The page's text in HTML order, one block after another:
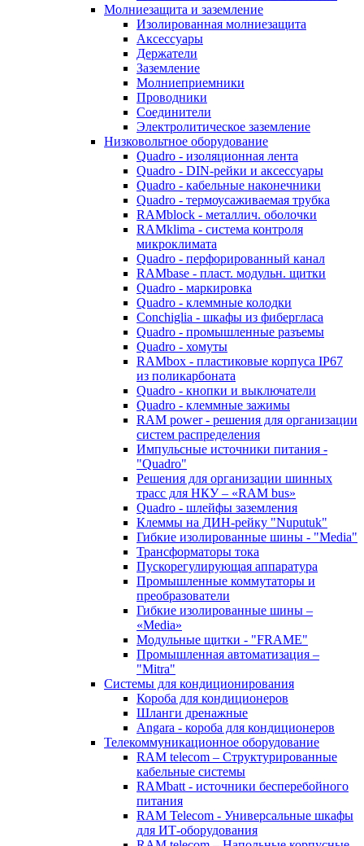
Молниезащита и заземление
Изолированная молниезащита
Аксессуары
Держатели
Заземление
Молниеприемники
Проводники
Соединители
Электролитическое заземление
Низковольтное оборудование
Quadro - изоляционная лента
Quadro - DIN-рейки и аксессуары
Quadro - кабельные наконечники
Quadro - термоусаживаемая трубка
RAMblock - металлич. оболочки
RAMklima - система контроля
микроклимата
Quadro - перфорированный канал
RAMbase - пласт. модульн. щитки
Quadro - маркировка
Quadro - клеммные колодки
Conchiglia - шкафы из фибергласа
Quadro - промышленные разъемы
Quadro - хомуты
RAMbox - пластиковые корпуса IP67
из поликарбоната
Quadro - кнопки и выключатели
Quadro - клеммные зажимы
RAM power - решения для организации
систем распределения
Импульсные источники питания -
"Quadro"
Решения для организации шинных
трасс для НКУ – «RAM bus»
Quadro - шлейфы заземления
Клеммы на ДИН-рейку "Nuputuk"
Гибкие изолированные шины - "Media"
Трансформаторы тока
Пускорегулирующая аппаратура
Промышленные коммутаторы и
преобразователи
Гибкие изолированные шины –
«Media»
Модульные щитки - "FRAME"
Промышленная автоматизация –
"Mitra"
Системы для кондиционирования
Короба для кондиционеров
Шланги дренажные
Angara - короба для кондиционеров
Телекоммуникационное оборудование
RAM telecom – Структурированные
кабельные системы
RAMbatt - источники бесперебойного
питания
RAM Telecom - Универсальные шкафы
для ИТ-оборудования